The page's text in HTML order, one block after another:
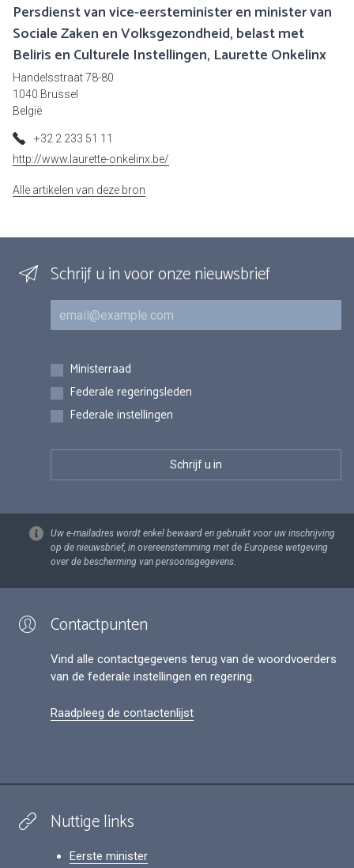
Persdienst van vice-eersteminister en minister van
Sociale Zaken en Volksgezondheid, belast met
Beliris en Culturele Instellingen, Laurette Onkelinx
Handelsstraat 78-80
1040 Brussel
België
+32 2 233 51 11
http://www.laurette-onkelinx.be/
Alle artikelen van deze bron
Schrijf u in voor onze nieuwsbrief
E-mail
Inschrijvingen
Ministerraad
Federale regeringsleden
Federale instellingen
Uw e-mailadres wordt enkel bewaard en gebruikt voor uw inschrijving
op de nieuwsbrief, in overeenstemming met de Europese wetgeving
over de bescherming van persoonsgegevens.
Contactpunten
Vind alle contactgegevens terug van de woordvoerders
van de federale instellingen en regering.
Raadpleeg de contactenlijst
Nuttige links
Eerste minister